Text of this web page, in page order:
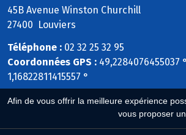
Afin de vous offrir la meilleure expérience
vous proposer
45B Avenue Winston Churchill
27400 Louviers
Téléphone : 02 32 25 32 95
Coordonnées GPS : 49,2284076455037
1,16822811415557 °